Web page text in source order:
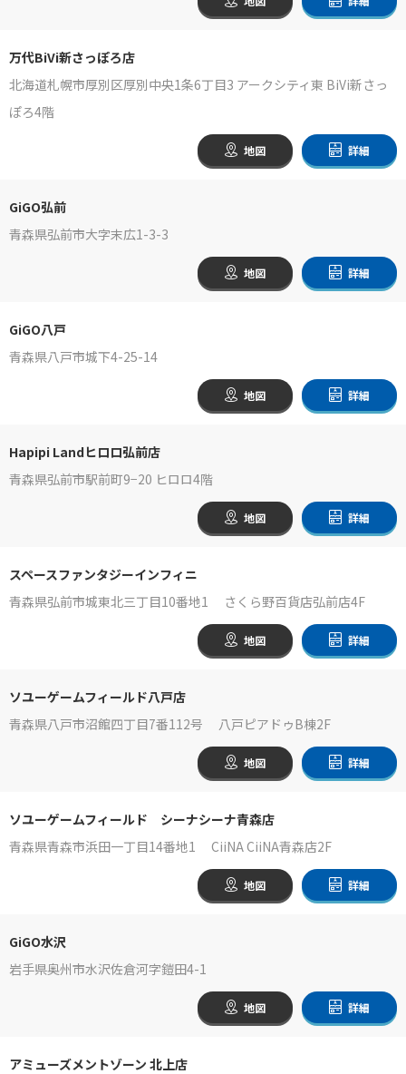
万代BiVi新さっぽろ店
北海道札幌市厚別区厚別中央1条6丁目3 アークシティ東 BiVi新さっ
ぽろ4階
地図 詳細
GiGO弘前
青森県弘前市大字末広1-3-3
地図 詳細
GiGO八戸
青森県八戸市城下4-25-14
地図 詳細
Hapipi Landヒロロ弘前店
青森県弘前市駅前町9−20 ヒロロ4階
地図 詳細
スペースファンタジーインフィニ
青森県弘前市城東北三丁目10番地1 さくら野百貨店弘前店4F
地図 詳細
ソユーゲームフィールド八戸店
青森県八戸市沼館四丁目7番112号 八戸ピアドゥB棟2F
地図 詳細
ソユーゲームフィールド シーナシーナ青森店
青森県青森市浜田一丁目14番地1 CiiNA CiiNA青森店2F
地図 詳細
GiGO水沢
岩手県奥州市水沢佐倉河字鎧田4-1
地図 詳細
アミューズメントゾーン 北上店